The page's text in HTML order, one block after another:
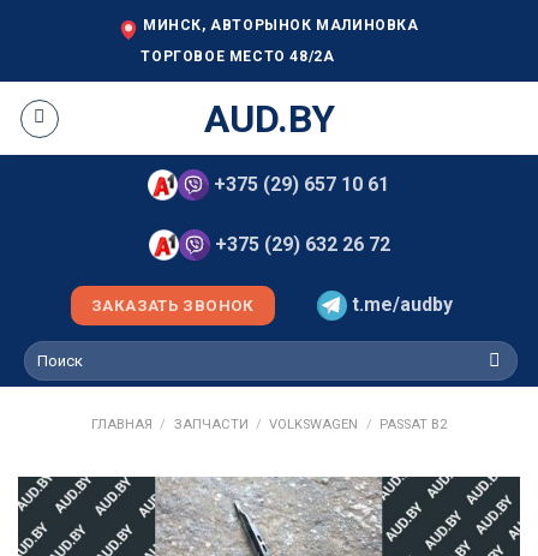
МИНСК, АВТОРЫНОК МАЛИНОВКА
ТОРГОВОЕ МЕСТО 48/2А
AUD.BY
+375 (29) 657 10 61
+375 (29) 632 26 72
ЗАКАЗАТЬ ЗВОНОК t.me/audby
Искать:
ГЛАВНАЯ / ЗАПЧАСТИ / VOLKSWAGEN / PASSAT B2